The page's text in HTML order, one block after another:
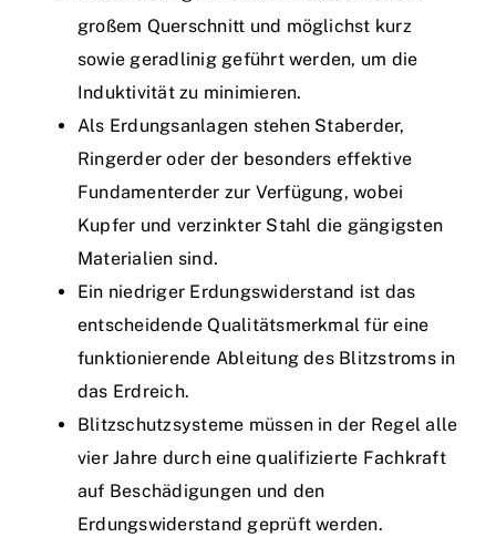
großem Querschnitt und möglichst kurz
sowie geradlinig geführt werden, um die
Induktivität zu minimieren.
Als Erdungsanlagen stehen Staberder,
Ringerder oder der besonders effektive
Fundamenterder zur Verfügung, wobei
Kupfer und verzinkter Stahl die gängigsten
Materialien sind.
Ein niedriger Erdungswiderstand ist das
entscheidende Qualitätsmerkmal für eine
funktionierende Ableitung des Blitzstroms in
das Erdreich.
Blitzschutzsysteme müssen in der Regel alle
vier Jahre durch eine qualifizierte Fachkraft
auf Beschädigungen und den
Erdungswiderstand geprüft werden.